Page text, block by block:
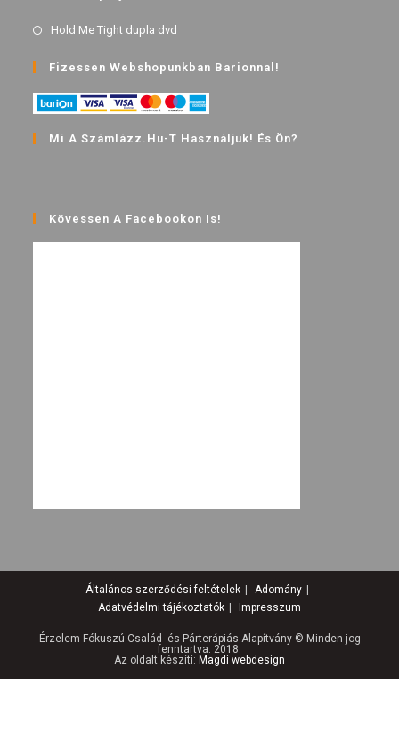
Hold Me Tight dupla dvd
Fizessen Webshopunkban Barionnal!
Mi A Számlázz.hu-T Használjuk! És Ön?
Kövessen A Facebookon Is!
Általános szerződési feltételek
Adomány
Adatvédelmi tájékoztatók
Impresszum
Érzelem Fókuszú Család- és Párterápiás Alapítvány © Minden jog
fenntartva. 2018.
Az oldalt készíti: Magdi webdesign